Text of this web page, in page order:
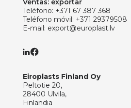
Ventas: exportar
Teléfono: +371 67 387 368
Teléfono móvil: +371 29379508
E-mail: export@europlast.lv
Eiroplasts Finland Oy
Peltotie 20,
28400 Ulvila,
Finlandia